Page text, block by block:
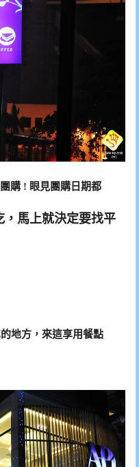
購 ! 眼見團購日期都
馬上就決定要找平
地方，來這享用餐點